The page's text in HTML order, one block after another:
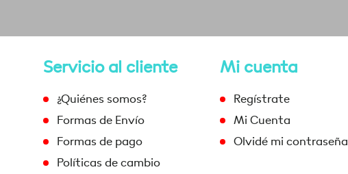
Servicio al cliente
¿Quiénes somos?
Formas de Envío
Formas de pago
Políticas de cambio
Mi cuenta
Regístrate
Mi Cuenta
Olvidé mi contraseña